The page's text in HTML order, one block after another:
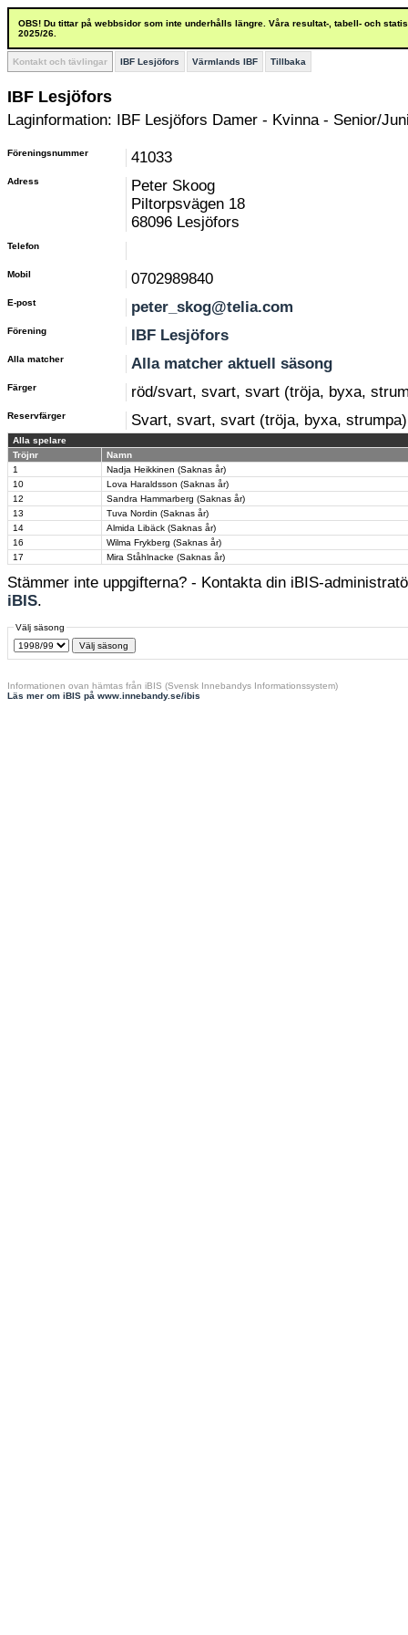
OBS! Du tittar på webbsidor som inte underhålls längre. Våra resultat-, tabell- och
2025/26.
Kontakt och tävlingar IBF Lesjöfors Värmlands IBF Tillbaka
IBF Lesjöfors
Laginformation: IBF Lesjöfors Damer - Kvinna - Senior/
Föreningsnummer 41033
Adress
Peter Skoog
Piltorpsvägen 18
68096 Lesjöfors
Telefon
Mobil 0702989840
E-post peter_skog@telia.com
Förening IBF Lesjöfors
Alla matcher Alla matcher aktuell säsong
Färger röd/svart, svart, svart (tröja, byxa,
Reservfärger Svart, svart, svart (tröja, byxa, strumpa)
Alla spelare
Tröjnr
Namn
1
Nadja Heikkinen (Saknas år)
10
Lova Haraldsson (Saknas år)
12
Sandra Hammarberg (Saknas år)
13
Tuva Nordin (Saknas år)
14
Almida Libäck (Saknas år)
16
Wilma Frykberg (Saknas år)
17
Mira Ståhlnacke (Saknas år)
Stämmer inte uppgifterna? - Kontakta din iBIS-
iBIS.
Välj säsong
Informationen ovan hämtas från iBIS (Svensk Innebandys Informationssystem)
Läs mer om iBIS på www.innebandy.se/ibis